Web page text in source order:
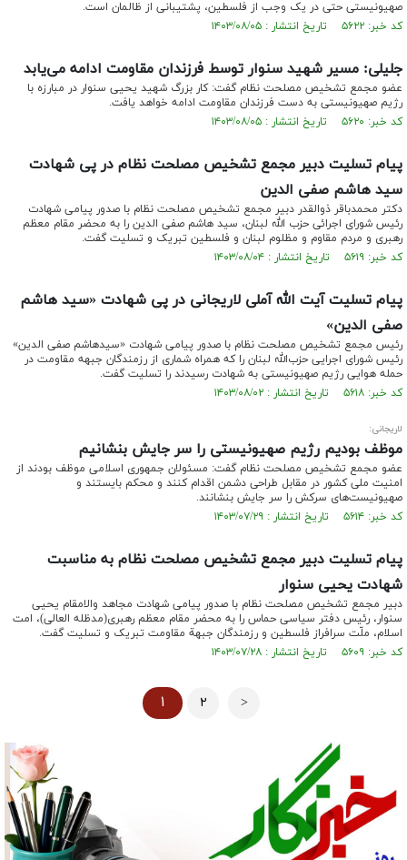
صهیونیستی حتی در یک وجب از فلسطین، پشتیبانی از ظالمان است.
کد خبر: ۵۶۲۲ تاریخ انتشار : ۱۴۰۳/۰۸/۰۵
جلیلی: مسیر شهید سنوار توسط فرزندان مقاومت ادامه می‌یابد
عضو مجمع تشخیص مصلحت نظام گفت: کار بزرگ شهید یحیی سنوار در مبارزه با
رژیم صهیونیستی به دست فرزندان مقاومت ادامه خواهد یافت.
کد خبر: ۵۶۲۰ تاریخ انتشار : ۱۴۰۳/۰۸/۰۵
پیام تسلیت دبیر مجمع تشخیص مصلحت نظام در پی شهادت
سید هاشم صفی الدین
دکتر محمدباقر ذوالقدر دبیر مجمع تشخیص مصلحت نظام با صدور پیامی شهادت
رئیس شورای اجرائی حزب الله لبنان، سید هاشم صفی الدین را به محضر مقام معظم
رهبری و مردم مقاوم و مظلوم لبنان و فلسطین تبریک و تسلیت گفت.
کد خبر: ۵۶۱۹ تاریخ انتشار : ۱۴۰۳/۰۸/۰۴
پیام تسلیت آیت الله آملی لاریجانی در پی شهادت «سید هاشم
صفی الدین»
رئیس مجمع تشخیص مصلحت نظام با صدور پیامی شهادت «سیدهاشم صفی الدین»
رئیس شورای اجرایی حزب‌الله لبنان را که همراه شماری از رزمندگان جبهه مقاومت در
حمله هوایی رژیم صهیونیستی به شهادت رسیدند را تسلیت گفت.
کد خبر: ۵۶۱۸ تاریخ انتشار : ۱۴۰۳/۰۸/۰۲
لاریجانی:
موظف بودیم رژیم صهیونیستی را سر جایش بنشانیم
عضو مجمع تشخیص مصلحت نظام گفت: مسئولان جمهوری اسلامی موظف بودند از
امنیت ملی کشور در مقابل طراحی دشمن اقدام کنند و محکم بایستند و
صهیونیست‌های سرکش را سر جایش بنشانند.
کد خبر: ۵۶۱۴ تاریخ انتشار : ۱۴۰۳/۰۷/۲۹
پیام تسلیت دبیر مجمع تشخیص مصلحت نظام به مناسبت
شهادت یحیی سنوار
دبیر مجمع تشخیص مصلحت نظام با صدور پیامی شهادت مجاهد والامقام یحیی
سنوار، رئیس دفتر سیاسی حماس را به محضر مقام معظم رهبری(مدظله العالی)، امت
اسلام، ملّت سرافراز فلسطین و رزمندگان جبهة مقاومت تبریک و تسلیت گفت.
کد خبر: ۵۶۰۹ تاریخ انتشار : ۱۴۰۳/۰۷/۲۸
۱ ۲ >